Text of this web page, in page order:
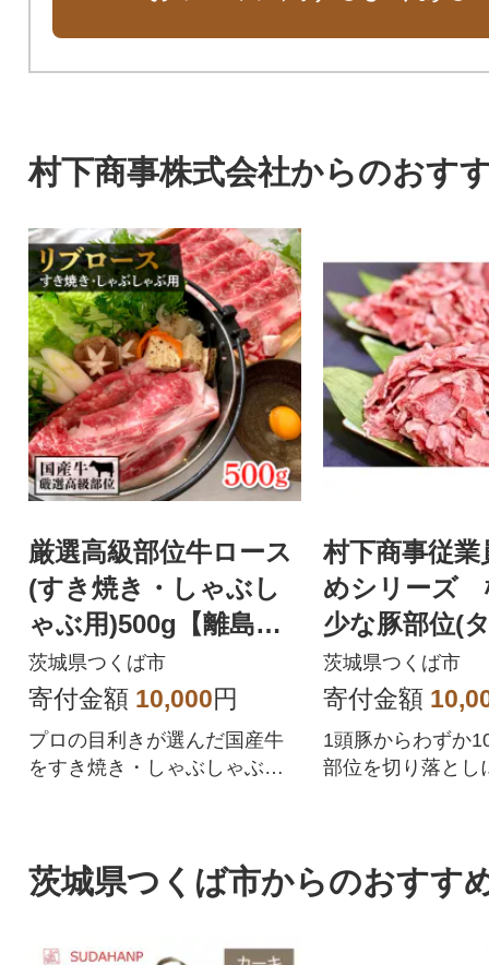
村下商事株式会社からのおす
厳選高級部位牛ロース
(すき焼き・しゃぶし
ゃぶ用)500g【離島・
沖縄配送不可】
茨城県つくば市
寄付金額 10,000円
プロの目利きが選んだ国産牛
をすき焼き・しゃぶしゃぶ用
村下商事従
めシリーズ
少な豚部位(
の切り落と
島沖縄配送不
茨城県つくば市
寄付金額
1頭豚からわずか
部位を切り落とし
茨城県つくば市からのおすす